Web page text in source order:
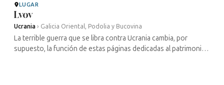
LUGAR
Lvov
Ucrania › Galicia Oriental, Podolia y Bucovina
La terrible guerra que se libra contra Ucrania cambia, por
supuesto, la función de estas páginas dedicadas al patrimonio